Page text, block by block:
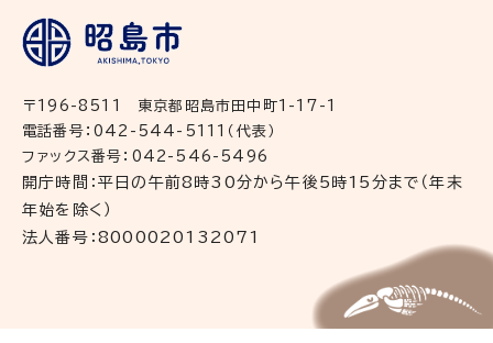
〒196-8511 東京都昭島市田中町1-17-1
電話番号：042-544-5111（代表）
ファックス番号：042-546-5496
開庁時間：平日の午前8時30分から午後5時15分まで（年末
年始を除く）
法人番号：8000020132071